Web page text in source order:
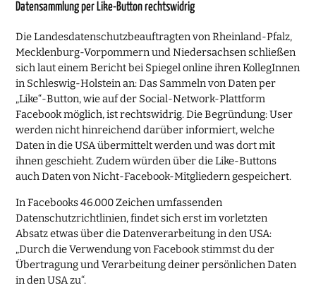
Datensammlung per Like-Button rechtswidrig
Die Landesdatenschutzbeauftragten von Rheinland-Pfalz,
Mecklenburg-Vorpommern und Niedersachsen schließen
sich laut einem Bericht bei Spiegel online ihren KollegInnen
in Schleswig-Holstein an: Das Sammeln von Daten per
„Like“-Button, wie auf der Social-Network-Plattform
Facebook möglich, ist rechtswidrig. Die Begründung: User
werden nicht hinreichend darüber informiert, welche
Daten in die USA übermittelt werden und was dort mit
ihnen geschieht. Zudem würden über die Like-Buttons
auch Daten von Nicht-Facebook-Mitgliedern gespeichert.
In Facebooks 46.000 Zeichen umfassenden
Datenschutzrichtlinien, findet sich erst im vorletzten
Absatz etwas über die Datenverarbeitung in den USA:
„Durch die Verwendung von Facebook stimmst du der
Übertragung und Verarbeitung deiner persönlichen Daten
in den USA zu“.